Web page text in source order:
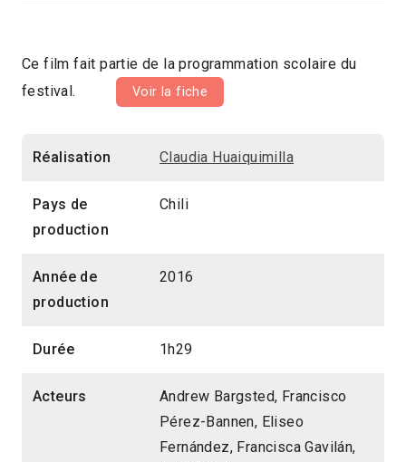
Ce film fait partie de la programmation scolaire du
festival.
Voir la fiche
Réalisation Claudia Huaiquimilla
Pays de
production
Chili
Année de
production
2016
Durée 1h29
Acteurs
Andrew Bargsted, Francisco
Pérez-Bannen, Eliseo
Fernández, Francisca Gavilán,